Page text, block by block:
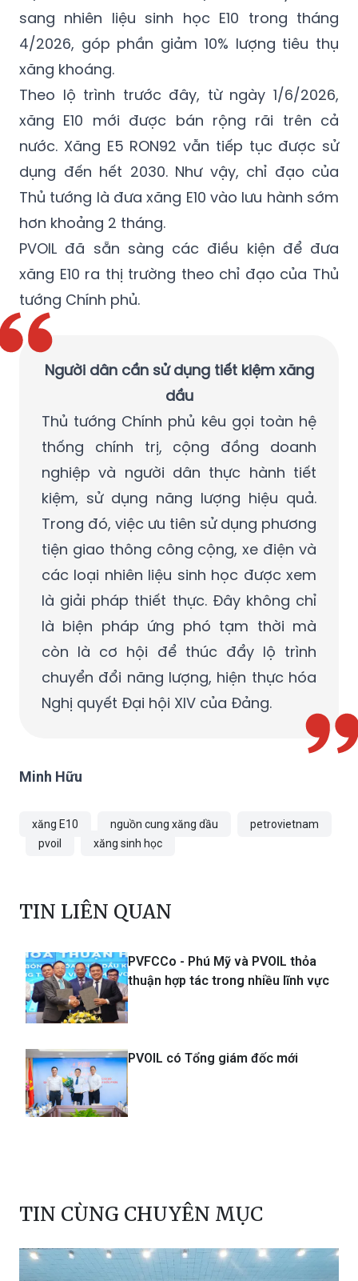
sang nhiên liệu sinh học E10 trong tháng
4/2026, góp phần giảm 10% lượng tiêu thụ
xăng khoáng.
Theo lộ trình trước đây, từ ngày 1/6/2026,
xăng E10 mới được bán rộng rãi trên cả
nước. Xăng E5 RON92 vẫn tiếp tục được sử
dụng đến hết 2030. Như vậy, chỉ đạo của
Thủ tướng là đưa xăng E10 vào lưu hành sớm
hơn khoảng 2 tháng.
PVOIL đã sẵn sàng các điều kiện để đưa
xăng E10 ra thị trường theo chỉ đạo của Thủ
tướng Chính phủ.
Người dân cần sử dụng tiết kiệm xăng
dầu
Thủ tướng Chính phủ kêu gọi toàn hệ
thống chính trị, cộng đồng doanh
nghiệp và người dân thực hành tiết
kiệm, sử dụng năng lượng hiệu quả.
Trong đó, việc ưu tiên sử dụng phương
tiện giao thông công cộng, xe điện và
các loại nhiên liệu sinh học được xem
là giải pháp thiết thực. Đây không chỉ
là biện pháp ứng phó tạm thời mà
còn là cơ hội để thúc đẩy lộ trình
chuyển đổi năng lượng, hiện thực hóa
Nghị quyết Đại hội XIV của Đảng.
Minh Hữu
xăng E10 nguồn cung xăng dầu
petrovietnam
pvoil
xăng sinh học
TIN LIÊN QUAN
PVFCCo - Phú Mỹ và PVOIL thỏa
thuận hợp tác trong nhiều lĩnh vực
PVOIL có Tổng giám đốc mới
TIN CÙNG CHUYÊN MỤC